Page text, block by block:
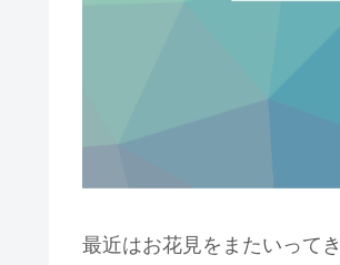
最近はお花見をまたいって